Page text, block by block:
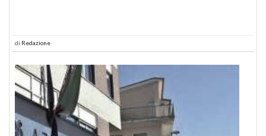
di Redazione